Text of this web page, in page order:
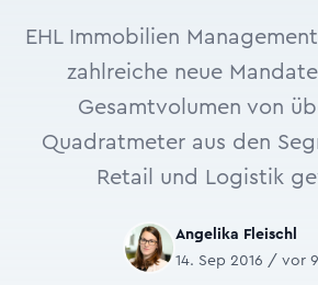
EHL Immobilien
zahlreiche neue
Gesamtvolumen von
Quadratmeter aus den
Retail und Logistik
Angelika Fleischl
14. Sep 2016 / vor